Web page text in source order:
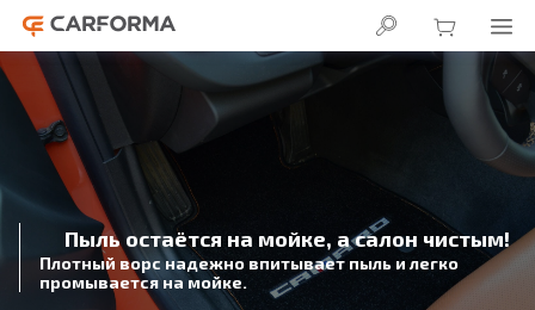
Пыль остаётся на мойке, а салон чистым!
Плотный ворс надежно впитывает пыль и легко
промывается на мойке.